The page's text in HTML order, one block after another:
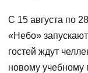
С 15 августа по
«Небо»
гостей ждут
новому учебному